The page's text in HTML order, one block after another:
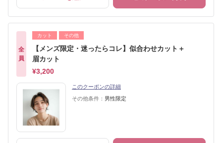
全
員
カット その他
【メンズ限定・迷ったらコレ】似合わせカット＋
眉カット
¥3,200
このクーポンの詳細
その他条件： 男性限定